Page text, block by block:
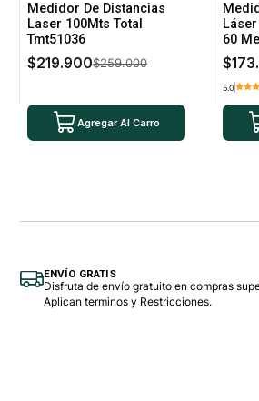
Medidor De Distancias
Laser 100Mts Total
Tmt51036
$219.900$259.000
Agregar Al Carro
60
5.0
ENVÍO GRATIS
Disfruta de envío gratuito en compras
Aplican terminos y Restricciones.